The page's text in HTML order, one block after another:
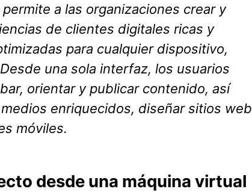
a las organizaciones crear y
de clientes digitales ricas y
para cualquier dispositivo,
una sola interfaz, los usuarios
orientar y publicar contenido, así
enriquecidos, diseñar sitios web
móviles.
desde una máquina virtual